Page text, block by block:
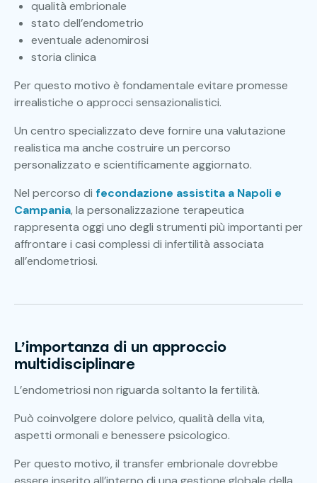
qualità embrionale
stato dell’endometrio
eventuale adenomirosi
storia clinica
Per questo motivo è fondamentale evitare promesse
irrealistiche o approcci sensazionalistici.
Un centro specializzato deve fornire una valutazione
realistica ma anche costruire un percorso
personalizzato e scientificamente aggiornato.
Nel percorso di fecondazione assistita a Napoli e
Campania, la personalizzazione terapeutica
rappresenta oggi uno degli strumenti più importanti per
affrontare i casi complessi di infertilità associata
all’endometriosi.
L’importanza di un approccio
multidisciplinare
L’endometriosi non riguarda soltanto la fertilità.
Può coinvolgere dolore pelvico, qualità della vita,
aspetti ormonali e benessere psicologico.
Per questo motivo, il transfer embrionale dovrebbe